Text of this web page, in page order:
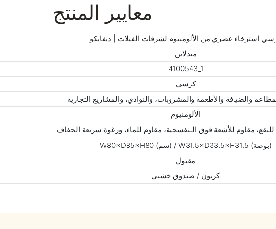
معايير المنتج
استرخاء عصري من الألومنيوم لشرفات الفيلات | ديفايكو
ميدلاين
4100543_1
كرسي
والضيافة والأطعمة والمشروبات، والنوادي، والمشاريع التجارية
الألومنيوم
مقاوم للأشعة فوق البنفسجية، مقاوم للماء، ورغوة سريعة الجفاف
W80×D85×H80 (سم) / W31.5×D33.5×H31.5 (بوصة)
مقبول
كرتون / صندوق خشبي